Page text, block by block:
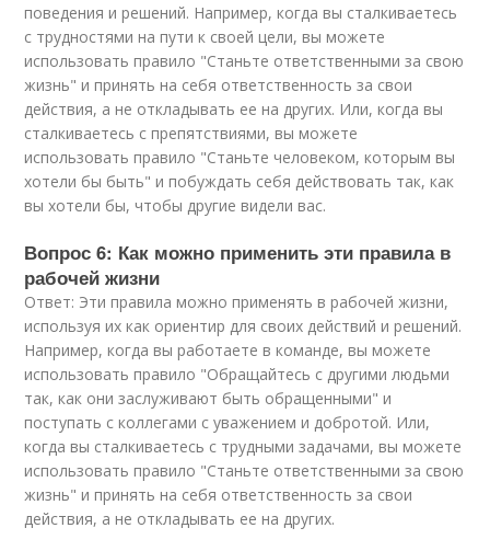
поведения и решений. Например, когда вы сталкиваетесь
с трудностями на пути к своей цели, вы можете
использовать правило "Станьте ответственными за свою
жизнь" и принять на себя ответственность за свои
действия, а не откладывать ее на других. Или, когда вы
сталкиваетесь с препятствиями, вы можете
использовать правило "Станьте человеком, которым вы
хотели бы быть" и побуждать себя действовать так, как
вы хотели бы, чтобы другие видели вас.
Вопрос 6: Как можно применить эти правила в
рабочей жизни
Ответ: Эти правила можно применять в рабочей жизни,
используя их как ориентир для своих действий и решений.
Например, когда вы работаете в команде, вы можете
использовать правило "Обращайтесь с другими людьми
так, как они заслуживают быть обращенными" и
поступать с коллегами с уважением и добротой. Или,
когда вы сталкиваетесь с трудными задачами, вы можете
использовать правило "Станьте ответственными за свою
жизнь" и принять на себя ответственность за свои
действия, а не откладывать ее на других.